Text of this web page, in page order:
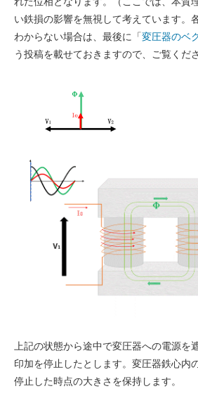
い鉄損の影響を無視して考えています。
わからない場合は、最後に「変圧器のベ
う投稿を載せておきますので、ご覧くだ
上記の状態から途中で変圧器への電源を
印加を停止したとします。変圧器鉄心内
停止した時点の大きさを保持します。